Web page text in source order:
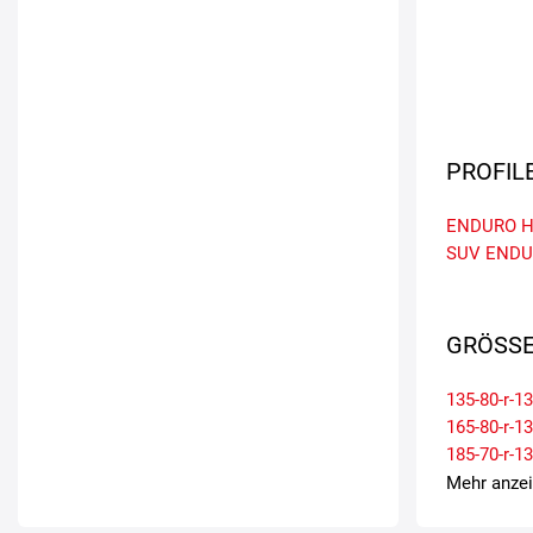
ENDURO
SUV
135-80-r-13
165-80-r-13
185-70-r-13
205-45-r-17
Mehr